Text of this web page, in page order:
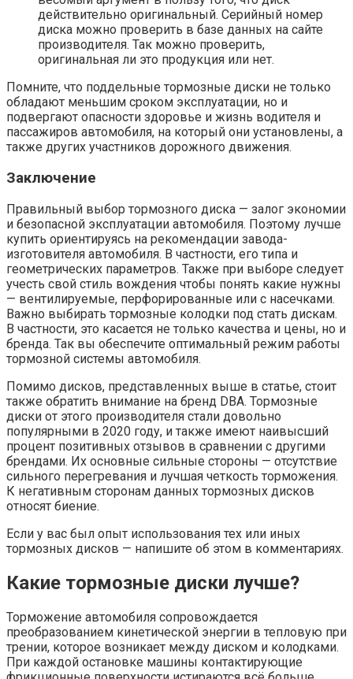
действительно оригинальный. Серийный номер
диска можно проверить в базе данных на сайте
производителя. Так можно проверить,
оригинальная ли это продукция или нет.
Помните, что поддельные тормозные диски не только
обладают меньшим сроком эксплуатации, но и
подвергают опасности здоровье и жизнь водителя и
пассажиров автомобиля, на который они установлены, а
также других участников дорожного движения.
Заключение
Правильный выбор тормозного диска — залог экономии
и безопасной эксплуатации автомобиля. Поэтому лучше
купить ориентируясь на рекомендации завода-
изготовителя автомобиля. В частности, его типа и
геометрических параметров. Также при выборе следует
учесть свой стиль вождения чтобы понять какие нужны
— вентилируемые, перфорированные или с насечками.
Важно выбирать тормозные колодки под стать дискам.
В частности, это касается не только качества и цены, но и
бренда. Так вы обеспечите оптимальный режим работы
тормозной системы автомобиля.
Помимо дисков, представленных выше в статье, стоит
также обратить внимание на бренд DBA. Тормозные
диски от этого производителя стали довольно
популярными в 2020 году, и также имеют наивысший
процент позитивных отзывов в сравнении с другими
брендами. Их основные сильные стороны — отсутствие
сильного перегревания и лучшая четкость торможения.
К негативным сторонам данных тормозных дисков
относят биение.
Если у вас был опыт использования тех или иных
тормозных дисков — напишите об этом в комментариях.
Какие тормозные диски лучше?
Торможение автомобиля сопровождается
преобразованием кинетической энергии в тепловую при
трении, которое возникает между диском и колодками.
При каждой остановке машины контактирующие